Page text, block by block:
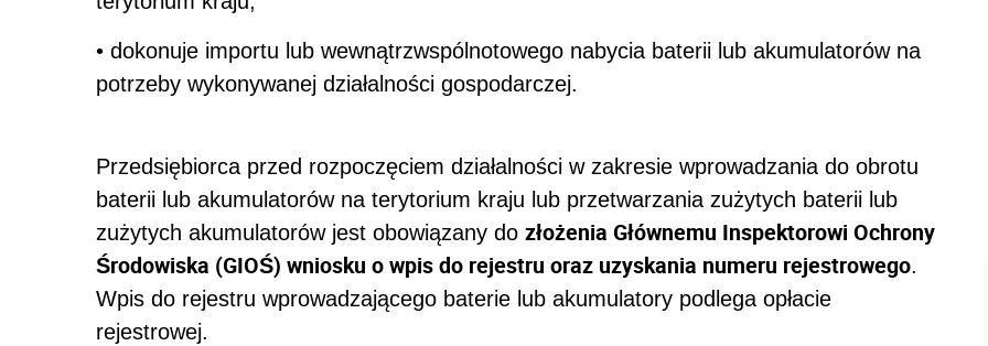
• dokonuje importu lub wewnątrzwspólnotowego nabycia baterii lub akumulatorów na
potrzeby wykonywanej działalności gospodarczej.
Przedsiębiorca przed rozpoczęciem działalności w zakresie wprowadzania do obrotu
baterii lub akumulatorów na terytorium kraju lub przetwarzania zużytych baterii lub
zużytych akumulatorów jest obowiązany do złożenia Głównemu Inspektorowi Ochrony
Środowiska (GIOŚ) wniosku o wpis do rejestru oraz uzyskania numeru rejestrowego.
Wpis do rejestru wprowadzającego baterie lub akumulatory podlega opłacie
rejestrowej.